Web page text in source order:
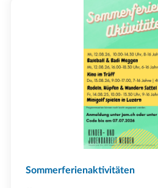
Sommerferienaktivitäten